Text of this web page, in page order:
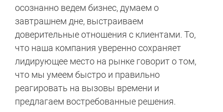
осознанно ведем бизнес, думаем о
завтрашнем дне, выстраиваем
доверительные отношения с клиентами. То,
что наша компания уверенно сохраняет
лидирующее место на рынке говорит о том,
что мы умеем быстро и правильно
реагировать на вызовы времени и
предлагаем востребованные решения.